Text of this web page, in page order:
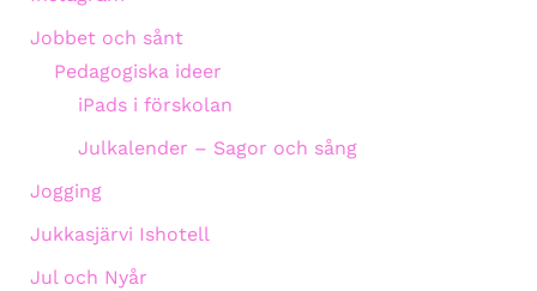
Jobbet och sånt
Pedagogiska ideer
iPads i förskolan
Julkalender – Sagor och sång
Jogging
Jukkasjärvi Ishotell
Jul och Nyår